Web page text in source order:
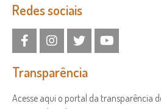
Redes sociais
Transparência
Acesse aqui o portal da transparência